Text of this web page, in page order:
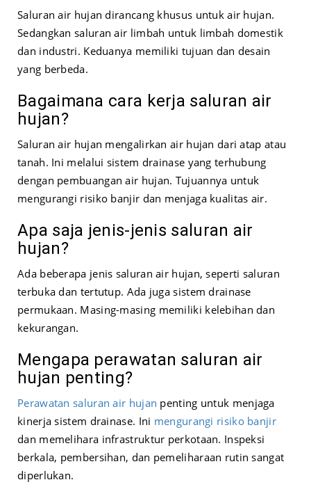
Saluran air hujan dirancang khusus untuk air hujan.
Sedangkan saluran air limbah untuk limbah domestik
dan industri. Keduanya memiliki tujuan dan desain
yang berbeda.
Bagaimana cara kerja saluran air
hujan?
Saluran air hujan mengalirkan air hujan dari atap atau
tanah. Ini melalui sistem drainase yang terhubung
dengan pembuangan air hujan. Tujuannya untuk
mengurangi risiko banjir dan menjaga kualitas air.
Apa saja jenis-jenis saluran air
hujan?
Ada beberapa jenis saluran air hujan, seperti saluran
terbuka dan tertutup. Ada juga sistem drainase
permukaan. Masing-masing memiliki kelebihan dan
kekurangan.
Mengapa perawatan saluran air
hujan penting?
Perawatan saluran air hujan penting untuk menjaga
kinerja sistem drainase. Ini mengurangi risiko banjir
dan memelihara infrastruktur perkotaan. Inspeksi
berkala, pembersihan, dan pemeliharaan rutin sangat
diperlukan.